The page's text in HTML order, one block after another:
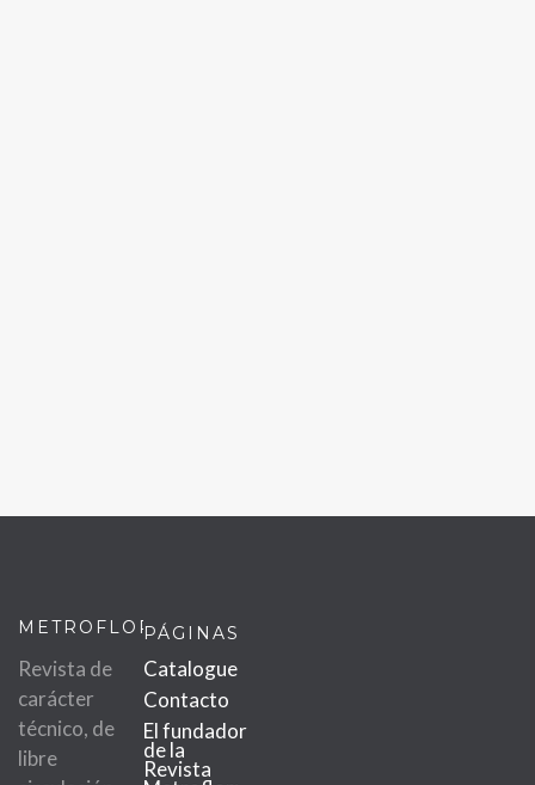
METROFLOR
Revista de
carácter
técnico, de
libre
PÁGINAS
Catalogue
Contacto
El fundador
de la
Revista